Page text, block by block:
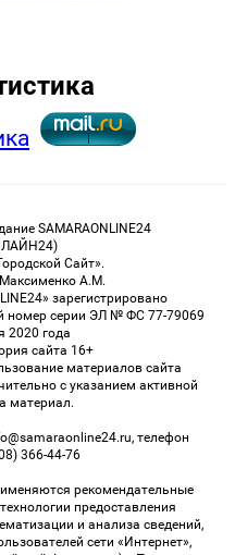
SAMARAONLINE24
Сайт».
А.М.
зарегистрировано
номер серии ЭЛ № ФС 77-79069
2020 года
сайта 16+
материалов сайта
с указанием активной
материал.
телефон
366-44-76
рекомендательные
предоставления
и анализа сведений,
сети «Интернет»,